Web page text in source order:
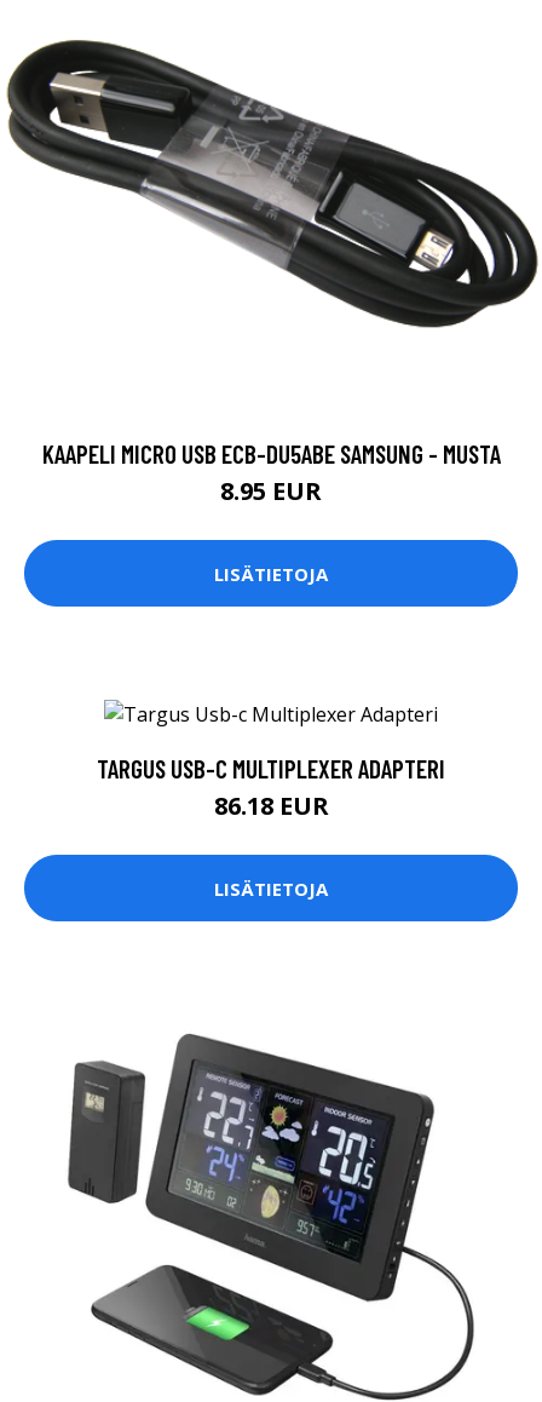
KAAPELI MICRO USB ECB-DU5ABE SAMSUNG - MUSTA
8.95 EUR
LISÄTIETOJA
TARGUS USB-C MULTIPLEXER ADAPTERI
86.18 EUR
LISÄTIETOJA